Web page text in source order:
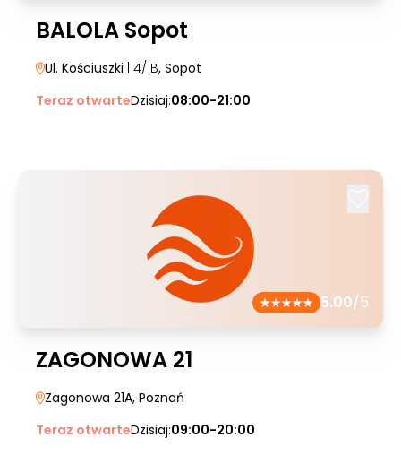
BALOLA Sopot
Ul. Kościuszki | 4/1B, Sopot
Teraz otwarteDzisiaj:08:00-21:00
5.00/5
ZAGONOWA 21
Zagonowa 21A, Poznań
Teraz otwarteDzisiaj:09:00-20:00